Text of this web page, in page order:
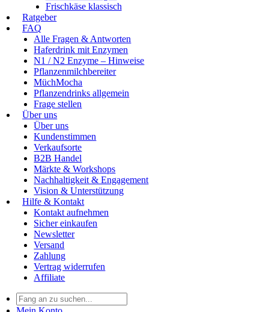
Frischkäse klassisch
Ratgeber
FAQ
Alle Fragen & Antworten
Haferdrink mit Enzymen
N1 / N2 Enzyme – Hinweise
Pflanzenmilchbereiter
MüchMocha
Pflanzendrinks allgemein
Frage stellen
Über uns
Über uns
Kundenstimmen
Verkaufsorte
B2B Handel
Märkte & Workshops
Nachhaltigkeit & Engagement
Vision & Unterstützung
Hilfe & Kontakt
Kontakt aufnehmen
Sicher einkaufen
Newsletter
Versand
Zahlung
Vertrag widerrufen
Affiliate